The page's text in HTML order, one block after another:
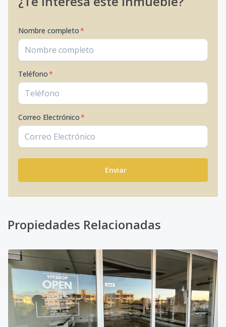
Nombre completo*
Teléfono*
Correo Electrónico*
Enviar
Propiedades Relacionadas